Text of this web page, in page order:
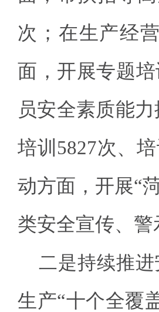
次；在生产经
面，开展专题
员安全素质能
培训5827次、
动方面，开展“
类安全宣传、
二是持续推
生产“十个全覆